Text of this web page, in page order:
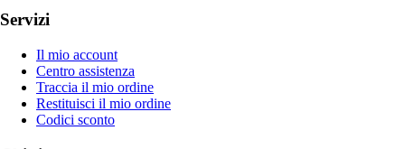
Servizi
Il mio account
Centro assistenza
Traccia il mio ordine
Restituisci il mio ordine
Codici sconto